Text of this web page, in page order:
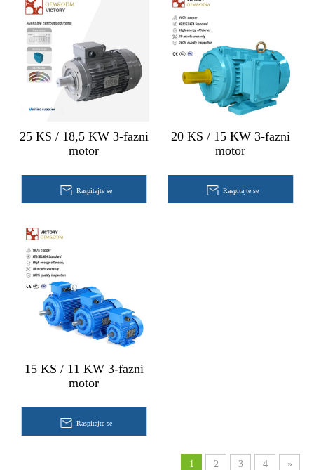
25 KS / 18,5 KW 3-fazni
motor
Raspitajte se
20 KS / 15 KW 3-fazni
motor
Raspitajte se
15 KS / 11 KW 3-fazni
motor
Raspitajte se
1 2 3 4 »